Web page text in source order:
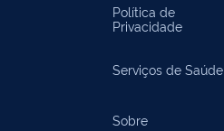
Política de
Privacidade
Serviços de Saúde
Sobre